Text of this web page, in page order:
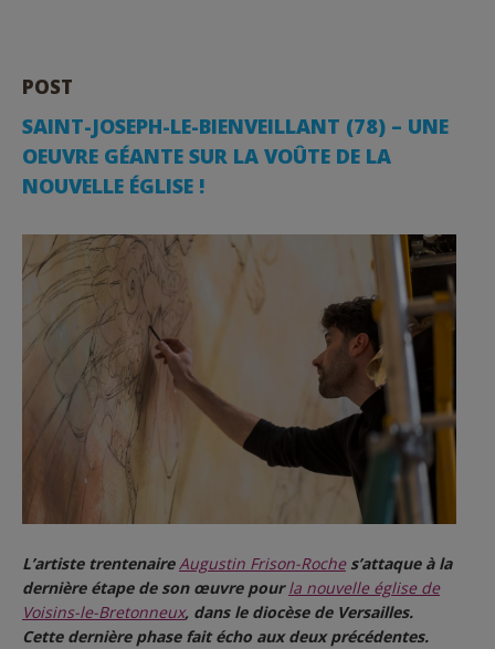
POST
SAINT-JOSEPH-LE-BIENVEILLANT (78) – UNE
OEUVRE GÉANTE SUR LA VOÛTE DE LA
NOUVELLE ÉGLISE !
L’artiste trentenaireAugustin Frison-Roches’attaque à la
dernière étape de son œuvre pourla nouvelle église de
Voisins-le-Bretonneux, dans le diocèse de Versailles.
Cette dernière phase fait écho aux deux précédentes.